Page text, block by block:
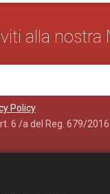
alla
Policy
6 /a del Reg. 679/